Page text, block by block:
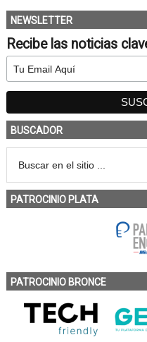
NEWSLETTER
Recibe las noticias
BUSCADOR
PATROCINIO PLATA
PATROCINIO BRONCE